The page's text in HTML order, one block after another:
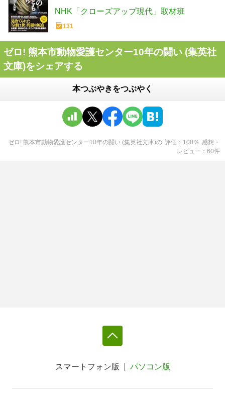
NHK「クローズアップ現代」取材班
131
ゼロ! 熊本市動物愛護センター10年の闘い (集英社
文庫)をシェアする
本つぶやきをつぶやく
ゼロ! 熊本市動物愛護センター10年の闘い (集英社文庫)の 評価 100 ％ 感想・
レビュー
60件
スマートフォン版 パソコン版